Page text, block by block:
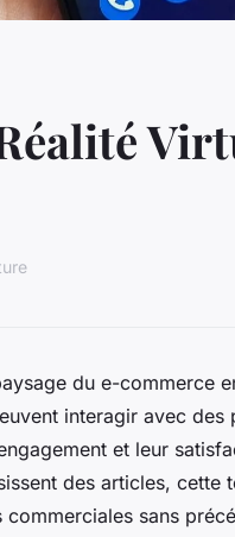
du e-commerce
interagir avec
et leur
des articles, cette
sans